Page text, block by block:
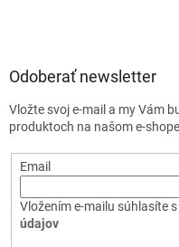
Odoberať newsletter
Vložte svoj e-mail a my Vám
produktoch na našom e-
Email
Vložením e-mailu súhlasíte s
údajov